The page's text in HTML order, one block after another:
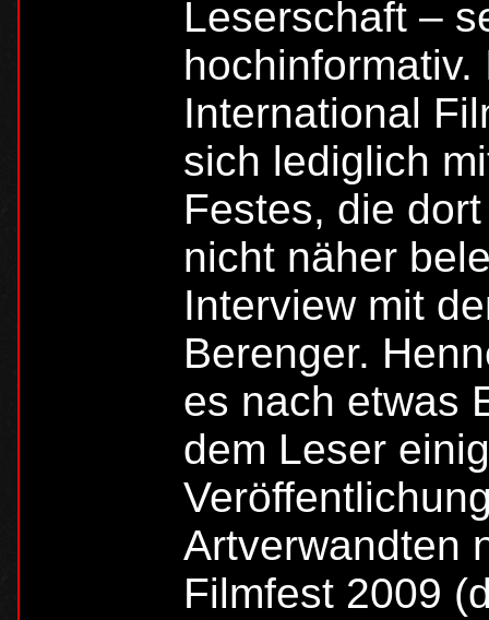
Leserschaft –
International
sich lediglich
Festes, die
nicht näher
Interview mit
Berenger.
es nach etwas
dem Leser
Artverwandten
Filmfest 2009